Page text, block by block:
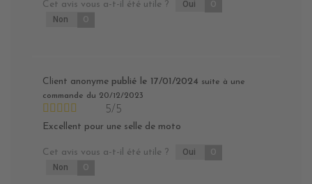
Cet avis vous a-t-il été utile ? Oui 0
Non 0
Client anonyme publié le 17/01/2024 suite à une
commande du 20/12/2023
5/5
Excellent pour une selle de moto
Cet avis vous a-t-il été utile ? Oui 0
Non 0